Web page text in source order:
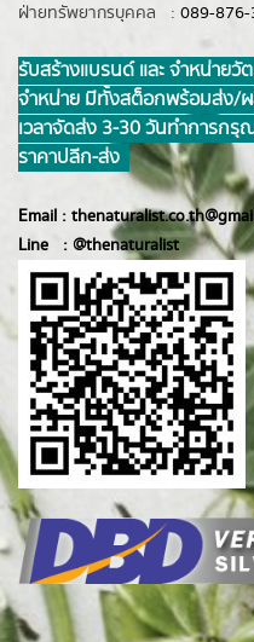
ฝ่ายทรัพยากรบุคคล : 089-
รับสร้างแบรนด์ และ จำหน่าย
จำหน่าย มีทั้งสต็อกพร้อมส่ง/ผ
เวลาจัดส่ง 3-30 วันทำการ ก
ราคาปลีก-ส่ง
Email :
Line : @thenaturalist